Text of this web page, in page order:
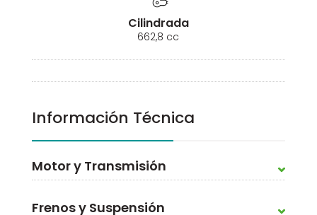
Cilindrada
662,8 cc
Información Técnica
Motor y Transmisión
Frenos y Suspensión